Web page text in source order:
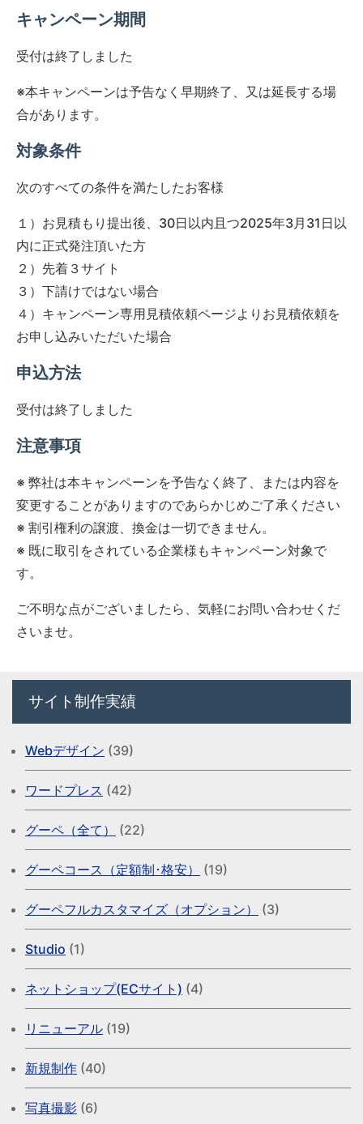
キャンペーン期間
受付は終了しました
※本キャンペーンは予告なく早期終了、又は延長する場
合があります。
対象条件
次のすべての条件を満たしたお客様
１）お見積もり提出後、30日以内且つ2025年3月31日以
内に正式発注頂いた方
２）先着３サイト
３）下請けではない場合
４）キャンペーン専用見積依頼ページよりお見積依頼を
お申し込みいただいた場合
申込方法
受付は終了しました
注意事項
※ 弊社は本キャンペーンを予告なく終了、または内容を
変更することがありますのであらかじめご了承ください
※ 割引権利の譲渡、換金は一切できません。
※ 既に取引をされている企業様もキャンペーン対象で
す。
ご不明な点がございましたら、気軽にお問い合わせくだ
さいませ。
サイト制作実績
Webデザイン (39)
ワードプレス (42)
グーペ（全て） (22)
グーペコース（定額制･格安） (19)
グーペフルカスタマイズ（オプション） (3)
Studio (1)
ネットショップ(ECサイト) (4)
リニューアル (19)
新規制作 (40)
写真撮影 (6)